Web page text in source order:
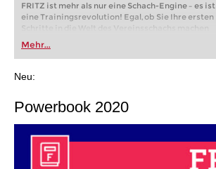
FRITZ ist mehr als nur eine Schach-Engine – es ist
eine Trainingsrevolution! Egal, ob Sie Ihre ersten
Schritte in die Welt des Vereinsschachs machen
oder bereits auf Turnierniveau spielen: Mit
FRITZ trainieren Sie effizienter, intelligenter und
individueller als je zuvor.
Mehr...
Neu:
Powerbook 2020